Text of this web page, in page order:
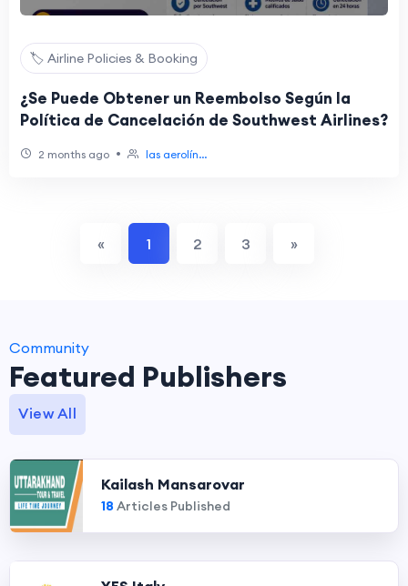
🏷️ Airline Policies & Booking
¿Se Puede Obtener un Reembolso Según la
Política de Cancelación de Southwest Airlines?
2 months ago • las aerolín...
« 1 2 3 »
Community
Featured Publishers
View All
Kailash Mansarovar
18 Articles Published